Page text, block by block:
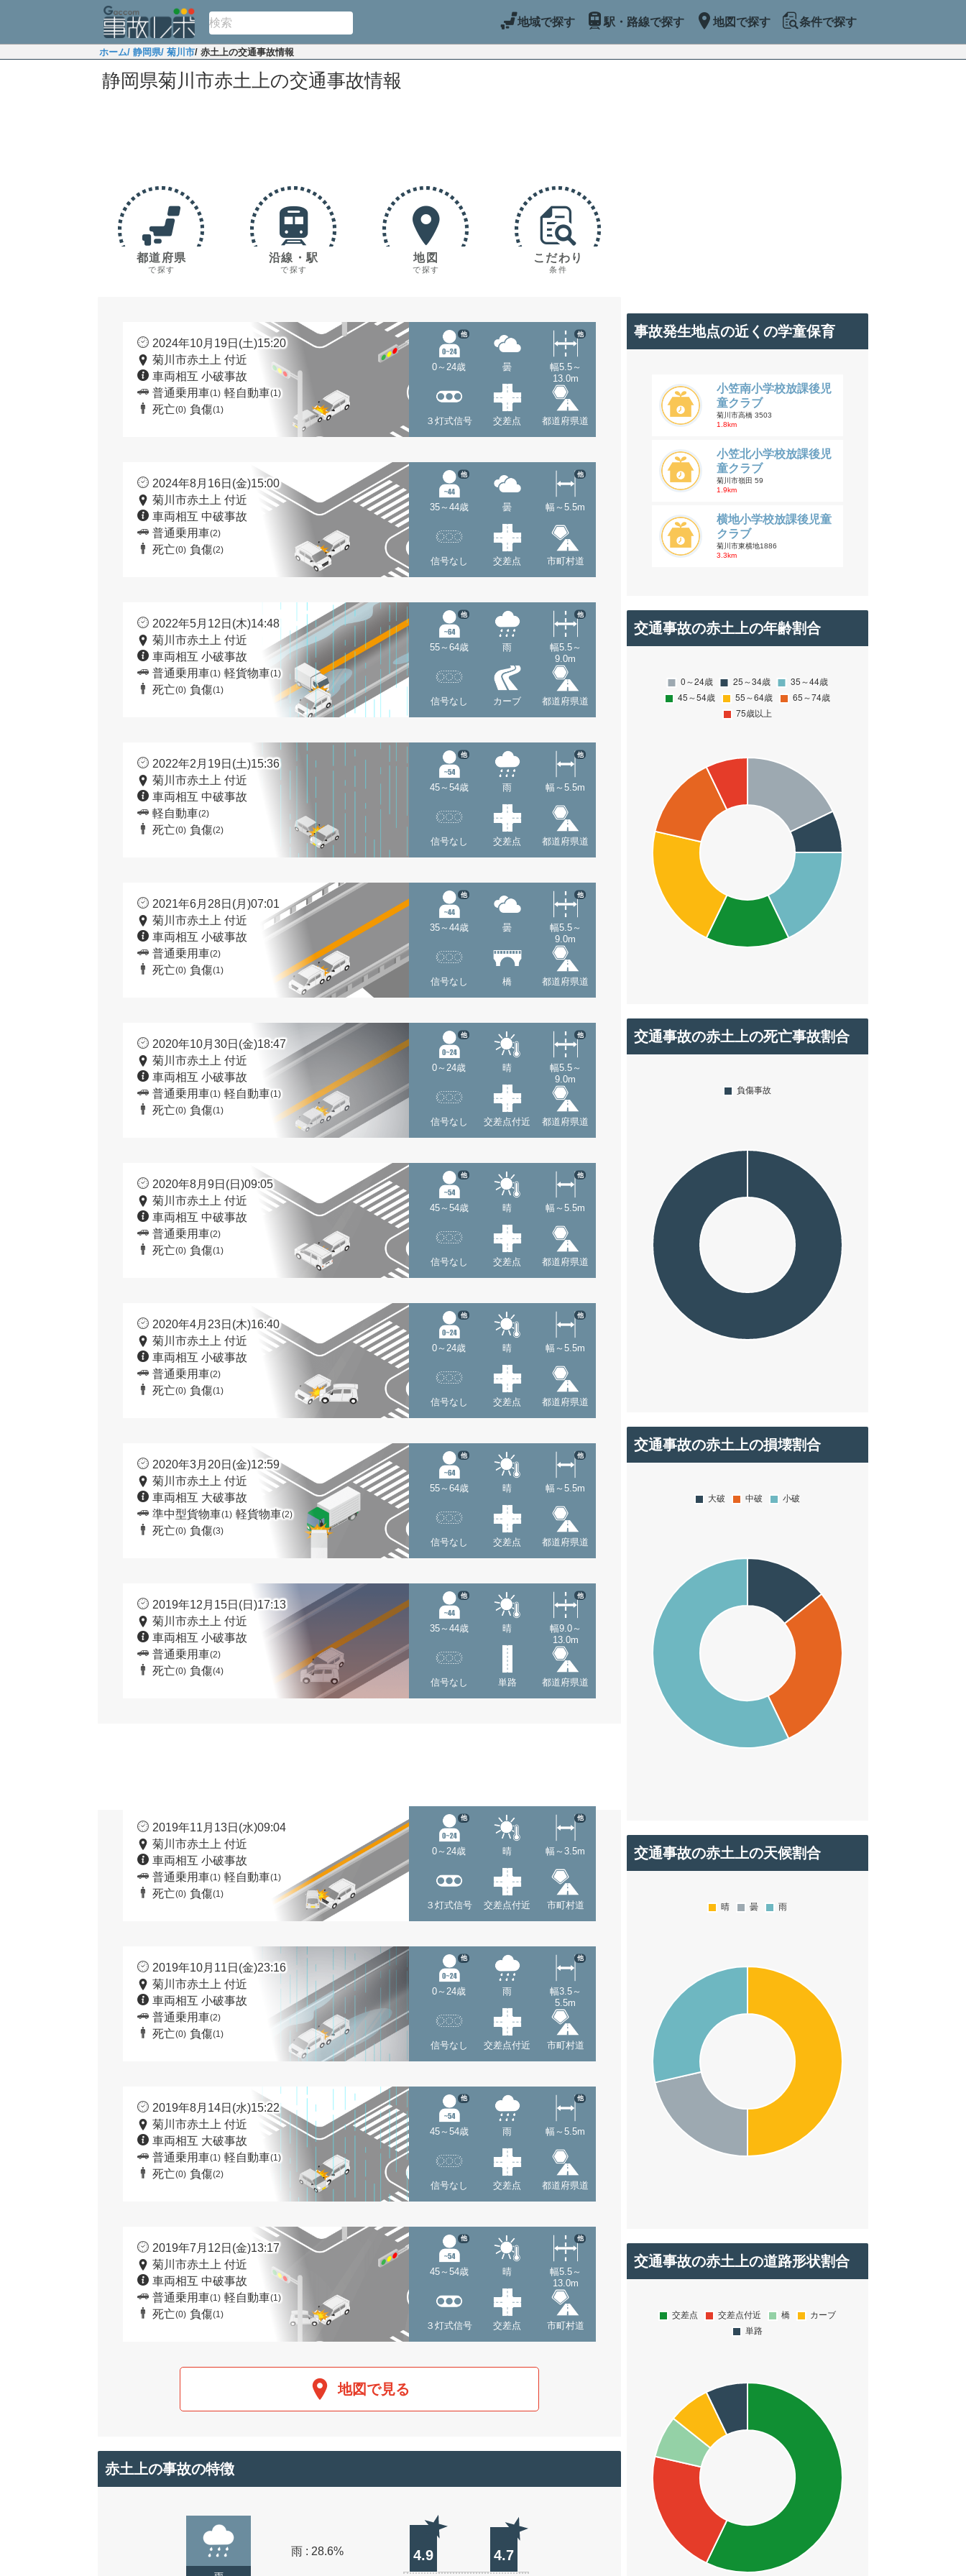
地域で探す 駅・路線で探す 地図で探す 条件で探す
ホーム/ 静岡県/ 菊川市/ 赤土上の交通事故情報
静岡県菊川市赤土上の交通事故情報
都道府県
で探す
沿線・駅
で探す
地図
で探す
こだわり
条件
2024年10月19日(土)15:20
菊川市赤土上 付近
車両相互 小破事故
普通乗用車(1) 軽自動車(1)
死亡(0) 負傷(1)
0～24歳
他
曇
幅5.5～
13.0m
他
３灯式信号 交差点 都道府県道
2024年8月16日(金)15:00
菊川市赤土上 付近
車両相互 中破事故
普通乗用車(2)
死亡(0) 負傷(2)
35～44歳
他
曇 幅～5.5m
他
信号なし 交差点 市町村道
2022年5月12日(木)14:48
菊川市赤土上 付近
車両相互 小破事故
普通乗用車(1) 軽貨物車(1)
死亡(0) 負傷(1)
55～64歳
他
雨
幅5.5～
9.0m
他
信号なし カーブ 都道府県道
2022年2月19日(土)15:36
菊川市赤土上 付近
車両相互 中破事故
軽自動車(2)
死亡(0) 負傷(2)
45～54歳
他
雨 幅～5.5m
他
信号なし 交差点 都道府県道
2021年6月28日(月)07:01
菊川市赤土上 付近
車両相互 小破事故
普通乗用車(2)
死亡(0) 負傷(1)
35～44歳
他
曇
幅5.5～
9.0m
他
信号なし 橋 都道府県道
2020年10月30日(金)18:47
菊川市赤土上 付近
車両相互 小破事故
普通乗用車(1) 軽自動車(1)
死亡(0) 負傷(1)
0～24歳
他
晴
幅5.5～
9.0m
他
信号なし 交差点付近 都道府県道
2020年8月9日(日)09:05
菊川市赤土上 付近
車両相互 中破事故
普通乗用車(2)
死亡(0) 負傷(1)
45～54歳
他
晴 幅～5.5m
他
信号なし 交差点 都道府県道
2020年4月23日(木)16:40
菊川市赤土上 付近
車両相互 小破事故
普通乗用車(2)
死亡(0) 負傷(1)
0～24歳
他
晴 幅～5.5m
他
信号なし 交差点 都道府県道
2020年3月20日(金)12:59
菊川市赤土上 付近
車両相互 大破事故
準中型貨物車(1) 軽貨物車(2)
死亡(0) 負傷(3)
55～64歳
他
晴 幅～5.5m
他
信号なし 交差点 都道府県道
2019年12月15日(日)17:13
菊川市赤土上 付近
車両相互 小破事故
普通乗用車(2)
死亡(0) 負傷(4)
35～44歳
他
晴
幅9.0～
13.0m
他
信号なし 単路 都道府県道
2019年11月13日(水)09:04
菊川市赤土上 付近
車両相互 小破事故
普通乗用車(1) 軽自動車(1)
死亡(0) 負傷(1)
0～24歳
他
晴 幅～3.5m
他
３灯式信号 交差点付近 市町村道
2019年10月11日(金)23:16
菊川市赤土上 付近
車両相互 小破事故
普通乗用車(2)
死亡(0) 負傷(1)
0～24歳
他
雨
幅3.5～
5.5m
他
信号なし 交差点付近 市町村道
2019年8月14日(水)15:22
菊川市赤土上 付近
車両相互 大破事故
普通乗用車(1) 軽自動車(1)
死亡(0) 負傷(2)
45～54歳
他
雨 幅～5.5m
他
信号なし 交差点 都道府県道
2019年7月12日(金)13:17
菊川市赤土上 付近
車両相互 中破事故
普通乗用車(1) 軽自動車(1)
死亡(0) 負傷(1)
45～54歳
他
晴
幅5.5～
13.0m
他
３灯式信号 交差点 市町村道
地図で見る
赤土上の事故の特徴
雨 : 28.6% 4.9 4.7
事故発生地点の近くの学童保育
小笠南小学校放課後児
童クラブ
菊川市高橋 3503
1.8km
小笠北小学校放課後児
童クラブ
菊川市嶺田 59
1.9km
横地小学校放課後児童
クラブ
菊川市東横地1886
3.3km
交通事故の赤土上の年齢割合
交通事故の赤土上の死亡事故割合
交通事故の赤土上の損壊割合
交通事故の赤土上の天候割合
交通事故の赤土上の道路形状割合